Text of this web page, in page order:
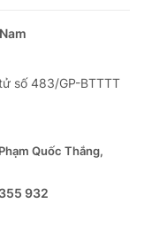
số 483/GP-BTTTT
Quốc Thắng,
932